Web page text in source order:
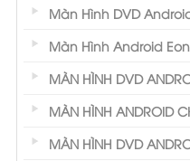
Màn Hình DVD
Màn Hình Android
MÀN HÌNH DVD
MÀN HÌNH ANDROID
MÀN HÌNH DVD